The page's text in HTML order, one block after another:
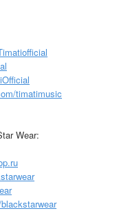
timatimusic
Wear: